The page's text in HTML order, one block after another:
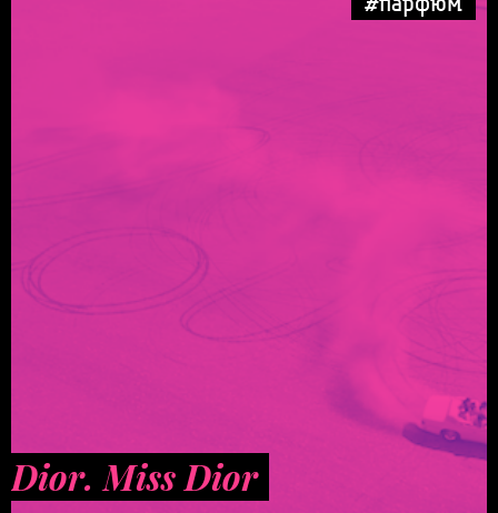
Dior. Miss Dior